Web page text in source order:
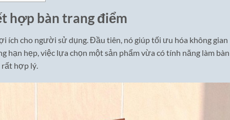
hợp bàn trang điểm
ích cho người sử dụng. Đầu tiên, nó giúp tối ưu hóa không gian
hạn hẹp, việc lựa chọn một sản phẩm vừa có tính năng làm bàn
hợp lý.